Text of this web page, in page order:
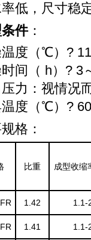
低，尺寸稳
件：
温度（℃）?
间（ h）? 3
力：视情况
度（℃）?
格：
比重 成型收缩
1.42 1.1-
1.41 1.1-